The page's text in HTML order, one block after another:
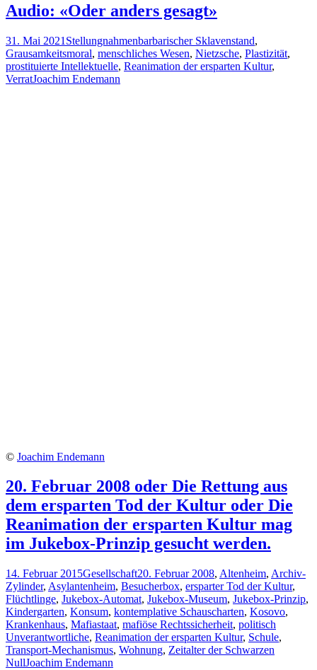
Audio: «Oder anders gesagt»
31. Mai 2021 Stellungnahmenbarbarischer Sklavenstand,
Grausamkeitsmoral, menschliches Wesen, Nietzsche, Plastizität,
prostituierte Intellektuelle, Reanimation der ersparten Kultur,
VerratJoachim Endemann
© Joachim Endemann
20. Februar 2008 oder Die Rettung aus
dem ersparten Tod der Kultur oder Die
Reanimation der ersparten Kultur mag
im Jukebox-Prinzip gesucht werden.
14. Februar 2015Gesellschaft20. Februar 2008, Altenheim, Archiv-
Zylinder, Asylantenheim, Besucherbox, ersparter Tod der Kultur,
Flüchtlinge, Jukebox-Automat, Jukebox-Museum, Jukebox-Prinzip,
Kindergarten, Konsum, kontemplative Schauscharten, Kosovo,
Krankenhaus, Mafiastaat, mafiöse Rechtssicherheit, politisch
Unverantwortliche, Reanimation der ersparten Kultur, Schule,
Transport-Mechanismus, Wohnung, Zeitalter der Schwarzen
NullJoachim Endemann